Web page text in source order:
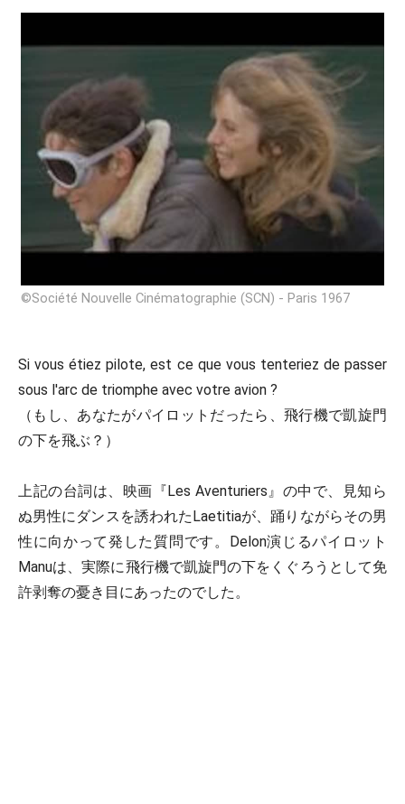
©Société Nouvelle Cinématographie (SCN) - Paris 1967
Si vous étiez pilote, est ce que vous tenteriez de passer
sous l'arc de triomphe avec votre avion ?
（もし、あなたがパイロットだったら、飛行機で凱旋門
の下を飛ぶ？）
上記の台詞は、映画『Les Aventuriers』の中で、見知ら
ぬ男性にダンスを誘われたLaetitiaが、踊りながらその男
性に向かって発した質問です。Delon演じるパイロット
Manuは、実際に飛行機で凱旋門の下をくぐろうとして免
許剥奪の憂き目にあったのでした。